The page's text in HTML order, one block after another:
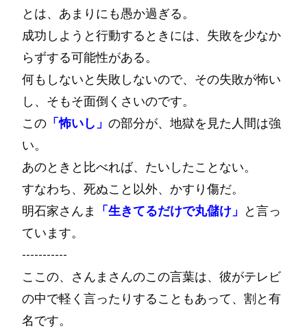
とは、あまりにも愚か過ぎる。
成功しようと行動するときには、失敗を少なか
らずする可能性がある。
何もしないと失敗しないので、その失敗が怖い
し、そもそ面倒くさいのです。
この 「怖いし」 の部分が、地獄を見た人間は強
い。
あのときと比べれば、たいしたことない。
すなわち、死ぬこと以外、かすり傷だ。
明石家さんま 「生きてるだけで丸儲け」 と言っ
ています。
-----------
ここの、さんまさんのこの言葉は、彼がテレビ
の中で軽く言ったりすることもあって、割と有
名です。